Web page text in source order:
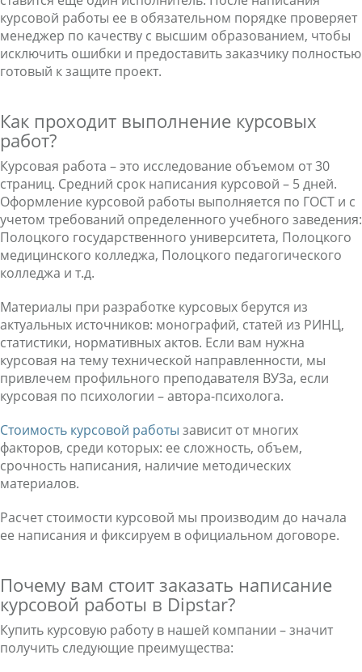
курсовой работы ее в обязательном порядке проверяет
менеджер по качеству с высшим образованием, чтобы
исключить ошибки и предоставить заказчику полностью
готовый к защите проект.
Как проходит выполнение курсовых
работ?
Курсовая работа – это исследование объемом от 30
страниц. Средний срок написания курсовой – 5 дней.
Оформление курсовой работы выполняется по ГОСТ и с
учетом требований определенного учебного заведения:
Полоцкого государственного университета, Полоцкого
медицинского колледжа, Полоцкого педагогического
колледжа и т.д.
Материалы при разработке курсовых берутся из
актуальных источников: монографий, статей из РИНЦ,
статистики, нормативных актов. Если вам нужна
курсовая на тему технической направленности, мы
привлечем профильного преподавателя ВУЗа, если
курсовая по психологии – автора-психолога.
Стоимость курсовой работы зависит от многих
факторов, среди которых: ее сложность, объем,
срочность написания, наличие методических
материалов.
Расчет стоимости курсовой мы производим до начала
ее написания и фиксируем в официальном договоре.
Почему вам стоит заказать написание
курсовой работы в Dipstar?
Купить курсовую работу в нашей компании – значит
получить следующие преимущества: